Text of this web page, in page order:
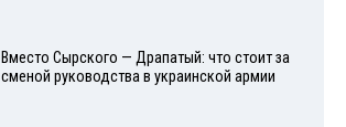
Вместо Сырского — Драпатый: что стоит за
сменой руководства в украинской армии